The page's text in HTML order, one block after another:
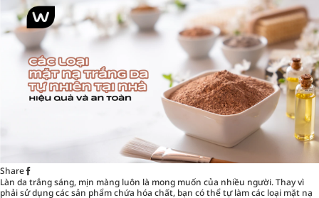
Share
Làn da trắng sáng, mịn màng luôn là mong muốn của nhiều người. Thay vì
phải sử dụng các sản phẩm chứa hóa chất, bạn có thể tự làm các loại mặt nạ